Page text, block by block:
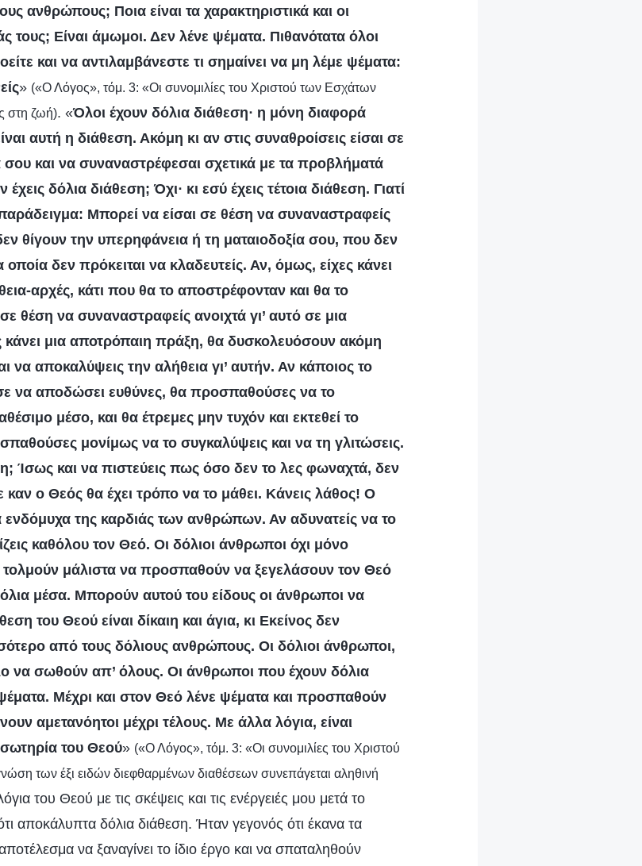
ανθρώπους; Ποια είναι τα χαρακτηριστικά και οι
τους; Είναι άμωμοι. Δεν λένε ψέματα. Πιθανότατα όλοι
και να αντιλαμβάνεστε τι σημαίνει να μη λέμε ψέματα:
» («Ο Λόγος», τόμ. 3: «Οι συνομιλίες του Χριστού των Εσχάτων
στη ζωή). «Όλοι έχουν δόλια διάθεση· η μόνη διαφορά
αυτή η διάθεση. Ακόμη κι αν στις συναθροίσεις είσαι σε
σου και να συναναστρέφεσαι σχετικά με τα προβλήματά
δόλια διάθεση; Όχι· κι εσύ έχεις τέτοια διάθεση. Γιατί
Μπορεί να είσαι σε θέση να συναναστραφείς
θίγουν την υπερηφάνεια ή τη ματαιοδοξία σου, που δεν
οποία δεν πρόκειται να κλαδευτείς. Αν, όμως, είχες κάνει
αρχές, κάτι που θα το αποστρέφονταν και θα το
θέση να συναναστραφείς ανοιχτά γι’ αυτό σε μια
κάνει μια αποτρόπαιη πράξη, θα δυσκολευόσουν ακόμη
να αποκαλύψεις την αλήθεια γι’ αυτήν. Αν κάποιος το
να αποδώσει ευθύνες, θα προσπαθούσες να το
μέσο, και θα έτρεμες μην τυχόν και εκτεθεί το
μονίμως να το συγκαλύψεις και να τη γλιτώσεις.
Ίσως και να πιστεύεις πως όσο δεν το λες φωναχτά, δεν
καν ο Θεός θα έχει τρόπο να το μάθει. Κάνεις λάθος! Ο
ενδόμυχα της καρδιάς των ανθρώπων. Αν αδυνατείς να το
καθόλου τον Θεό. Οι δόλιοι άνθρωποι όχι μόνο
τολμούν μάλιστα να προσπαθούν να ξεγελάσουν τον Θεό
μέσα. Μπορούν αυτού του είδους οι άνθρωποι να
του Θεού είναι δίκαιη και άγια, κι Εκείνος δεν
από τους δόλιους ανθρώπους. Οι δόλιοι άνθρωποι,
να σωθούν απ’ όλους. Οι άνθρωποι που έχουν δόλια
Μέχρι και στον Θεό λένε ψέματα και προσπαθούν
αμετανόητοι μέχρι τέλους. Με άλλα λόγια, είναι
του Θεού» («Ο Λόγος», τόμ. 3: «Οι συνομιλίες του Χριστού
των έξι ειδών διεφθαρμένων διαθέσεων συνεπάγεται αληθινή
του Θεού με τις σκέψεις και τις ενέργειές μου μετά το
αποκάλυπτα δόλια διάθεση. Ήταν γεγονός ότι έκανα τα
να ξαναγίνει το ίδιο έργο και να σπαταληθούν